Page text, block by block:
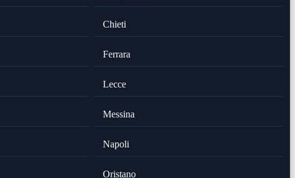
Chieti
Ferrara
Lecce
Messina
Napoli
Oristano